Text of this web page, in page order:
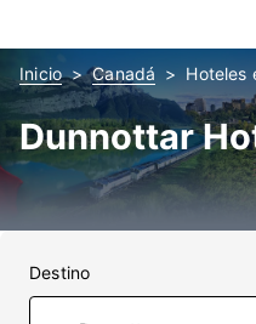
Inicio Canadá Hoteles
Dunnottar
Destino